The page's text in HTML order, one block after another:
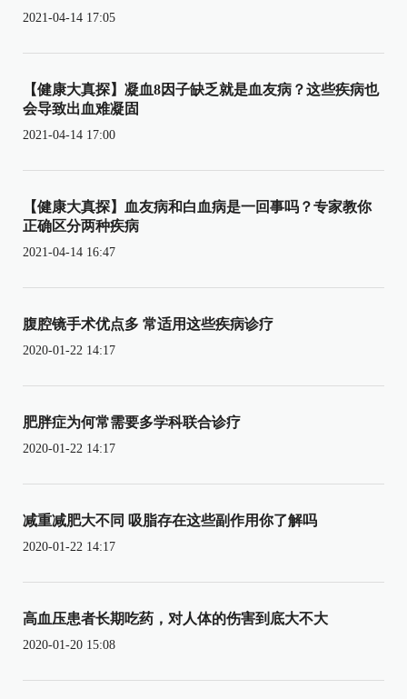
2021-04-14 17:05
【健康大真探】凝血8因子缺乏就是血友病？这些疾病也
会导致出血难凝固
2021-04-14 17:00
【健康大真探】血友病和白血病是一回事吗？专家教你
正确区分两种疾病
2021-04-14 16:47
腹腔镜手术优点多 常适用这些疾病诊疗
2020-01-22 14:17
肥胖症为何常需要多学科联合诊疗
2020-01-22 14:17
减重减肥大不同 吸脂存在这些副作用你了解吗
2020-01-22 14:17
高血压患者长期吃药，对人体的伤害到底大不大
2020-01-20 15:08